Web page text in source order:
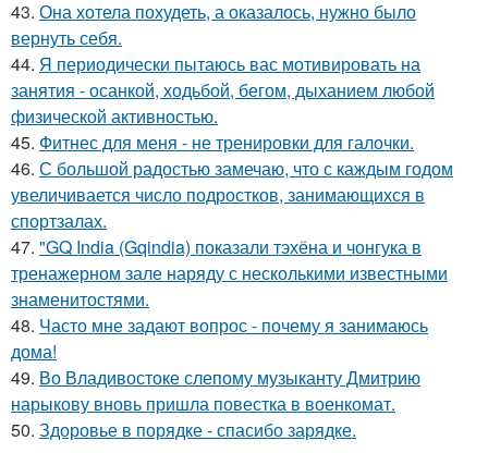
43. Она хотела похудеть, а оказалось, нужно было
вернуть себя.
44. Я периодически пытаюсь вас мотивировать на
занятия - осанкой, ходьбой, бегом, дыханием любой
физической активностью.
45. Фитнес для меня - не тренировки для галочки.
46. С большой радостью замечаю, что с каждым годом
увеличивается число подростков, занимающихся в
спортзалах.
47. "GQ India (Gqindia) показали тэхёна и чонгука в
тренажерном зале наряду с несколькими известными
знаменитостями.
48. Часто мне задают вопрос - почему я занимаюсь
дома!
49. Во Владивостоке слепому музыканту Дмитрию
нарыкову вновь пришла повестка в военкомат.
50. Здоровье в порядке - спасибо зарядке.